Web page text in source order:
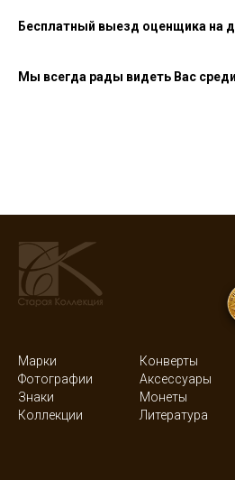
Бесплатный выезд оценщика на
Мы всегда рады видеть Вас
Марки Конверты
Фотографии
Аксессуары
Знаки
Монеты
Коллекции
Литература